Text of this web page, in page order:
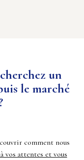
un
le marché
comment nous
vos attentes et vous